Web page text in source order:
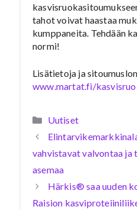
tahot voivat haastaa
kumppaneita. Tehdään
normi!
Lisätietoja ja
www.martat.fi/
Kategoriat
Uutiset
vahvistavat valvontaa
asemaa
Härkis® saa uuden
Raision